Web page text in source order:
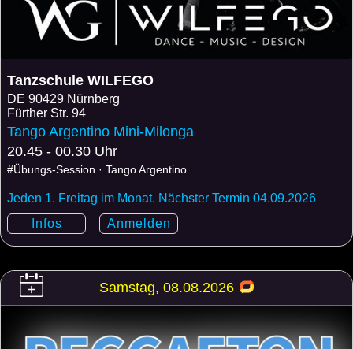
Tanzschule WILFEGO
DE 90429 Nürnberg
Fürther Str. 94
Tango Argentino Mini-Milonga
20.45 - 00.30 Uhr
#Übungs-Session · Tango Argentino
Jeden 1. Freitag im Monat. Nächster Termin 04.09.2026
Infos
Anmelden
Samstag, 08.08.2026